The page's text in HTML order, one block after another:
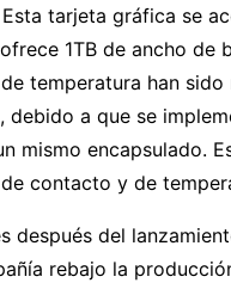
Esta tarjeta gráfica se
1TB de ancho de
temperatura han sido
debido a que se
mismo encapsulado.
contacto y de
después del
rebajo la